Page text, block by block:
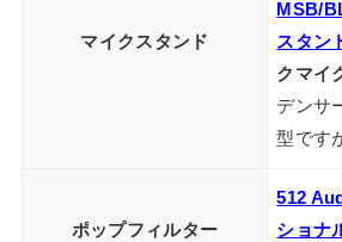
マイクスタンド
MSB/
スタン
クマイ
デンサ
型です
ポップフィルター
512
ショナ